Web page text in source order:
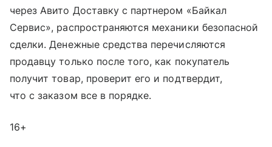
через Авито Доставку с партнером «Байкал
Сервис», распространяются механики безопасной
сделки. Денежные средства перечисляются
продавцу только после того, как покупатель
получит товар, проверит его и подтвердит,
что с заказом все в порядке.
16+